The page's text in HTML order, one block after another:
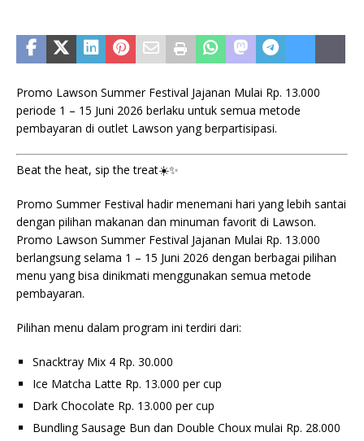
Promo Lawson Summer Festival Jajanan Mulai Rp. 13.000
periode 1 – 15 Juni 2026 berlaku untuk semua metode
pembayaran di outlet Lawson yang berpartisipasi.
Beat the heat, sip the treat☀️✨
Promo Summer Festival hadir menemani hari yang lebih santai
dengan pilihan makanan dan minuman favorit di Lawson.
Promo Lawson Summer Festival Jajanan Mulai Rp. 13.000
berlangsung selama 1 – 15 Juni 2026 dengan berbagai pilihan
menu yang bisa dinikmati menggunakan semua metode
pembayaran.
Pilihan menu dalam program ini terdiri dari:
Snacktray Mix 4 Rp. 30.000
Ice Matcha Latte Rp. 13.000 per cup
Dark Chocolate Rp. 13.000 per cup
Bundling Sausage Bun dan Double Choux mulai Rp. 28.000